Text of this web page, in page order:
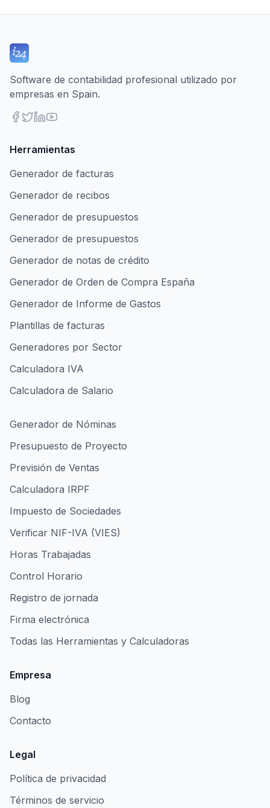
Software de contabilidad profesional utilizado por
empresas en Spain.
Herramientas
Generador de facturas
Generador de recibos
Generador de presupuestos
Generador de presupuestos
Generador de notas de crédito
Generador de Orden de Compra España
Generador de Informe de Gastos
Plantillas de facturas
Generadores por Sector
Calculadora IVA
Calculadora de Salario
Generador de Nóminas
Presupuesto de Proyecto
Previsión de Ventas
Calculadora IRPF
Impuesto de Sociedades
Verificar NIF-IVA (VIES)
Horas Trabajadas
Control Horario
Registro de jornada
Firma electrónica
Todas las Herramientas y Calculadoras
Empresa
Blog
Contacto
Legal
Política de privacidad
Términos de servicio